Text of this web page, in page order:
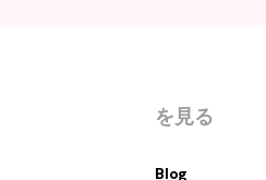
を見る
Blog